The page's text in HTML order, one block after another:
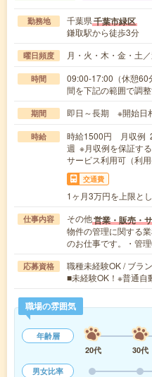
勤務地 千葉県千葉市緑区
鎌取駅から徒歩3分
曜日頻度 月・火・木・金・土
時間
09:00-17:00（休憩60
間を下記の範囲で調
期間 即日～長期 ※開始日
時給
時給1500円 月収例
週 ※月収例を保証す
サービス利用可（利用
交通費
1ヶ月3万円を上限と
仕事内容 その他営業・販売・
物件の管理に関する
のお仕事です。・管
応募資格
職種未経験OK / ブラ
■未経験OK！※普通自
職場の雰囲気
年齢層
20代
30代
男女比率